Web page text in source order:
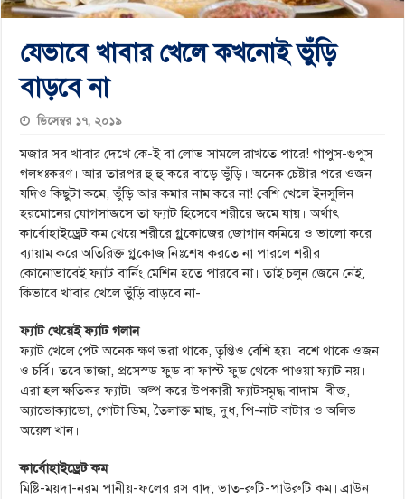
যেভাবে খাবার খেলে কখনোই ভুঁড়ি
বাড়বে না
ডিসেম্বর ১৭, ২০১৯
মজার সব খাবার দেখে কে-ই বা লোভ সামলে রাখতে পারে! গাপুস-গুপুস
গলধঃকরণ। আর তারপর হু হু করে বাড়ে ভুঁড়ি। অনেক চেষ্টার পরে ওজন
যদিও কিছুটা কমে, ভুঁড়ি আর কমার নাম করে না! বেশি খেলে ইনসুলিন
হরমোনের যোগসাজসে তা ফ্যাট হিসেবে শরীরে জমে যায়। অর্থাৎ
কার্বোহাইড্রেট কম খেয়ে শরীরে গ্লুকোজের জোগান কমিয়ে ও ভালো করে
ব্যায়াম করে অতিরিক্ত গ্লুকোজ নিঃশেষ করতে না পারলে শরীর
কোনোভাবেই ফ্যাট বার্নিং মেশিন হতে পারবে না। তাই চলুন জেনে নেই,
কিভাবে খাবার খেলে ভুঁড়ি বাড়বে না-
ফ্যাট খেয়েই ফ্যাট গলান
ফ্যাট খেলে পেট অনেক ক্ষণ ভরা থাকে, তৃপ্তিও বেশি হয়৷ বশে থাকে ওজন
ও চর্বি। তবে ভাজা, প্রসেস্ড ফুড বা ফাস্ট ফুড থেকে পাওয়া ফ্যাট নয়।
এরা হল ক্ষতিকর ফ্যাট৷ অল্প করে উপকারী ফ্যাটসমৃদ্ধ বাদাম–বীজ,
অ্যাভোক্যাডো, গোটা ডিম, তৈলাক্ত মাছ, দুধ, পি-নাট বাটার ও অলিভ
অয়েল খান।
কার্বোহাইড্রেট কম
মিষ্টি-ময়দা-নরম পানীয়-ফলের রস বাদ, ভাত-রুটি-পাউরুটি কম। ব্রাউন